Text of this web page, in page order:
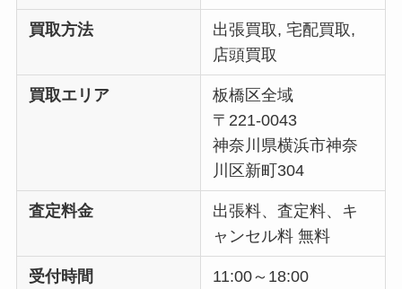
買取方法
出張買取, 宅配買取,
店頭買取
買取エリア
板橋区全域
〒221-0043
神奈川県横浜市神奈
川区新町304
査定料金
出張料、査定料、キ
ャンセル料 無料
受付時間
11:00～18:00